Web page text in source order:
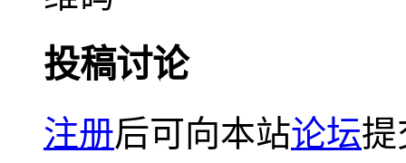
投稿讨论
注册后可向本站论坛提